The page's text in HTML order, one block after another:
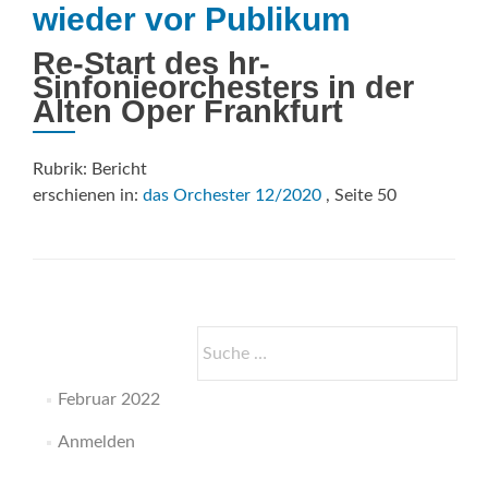
wieder vor Publikum
Re-Start des hr-
Sinfonieorchesters in der
Alten Oper Frankfurt
Rubrik: Bericht
erschienen in: das Orchester 12/2020 , Seite 50
nach:
Februar 2022
Anmelden